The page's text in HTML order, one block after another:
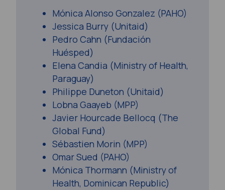
Mónica Alonso Gonzalez (PAHO)
Jessica Burry (Unitaid)
Pedro Cahn (Fundación
Huésped)
Elena Candia (Ministry of Health,
Paraguay)
Philippe Duneton (Unitaid)
Lobna Gaayeb (MPP)
Javier Hourcade Bellocq (The
Global Fund)
Sébastien Morin (MPP)
Omar Sued (PAHO)
Mónica Thormann (Ministry of
Health, Dominican Republic)